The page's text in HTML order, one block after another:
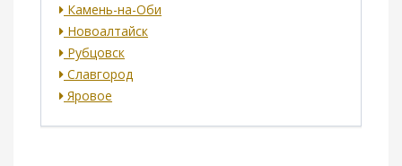
Камень-на-Оби
Новоалтайск
Рубцовск
Славгород
Яровое